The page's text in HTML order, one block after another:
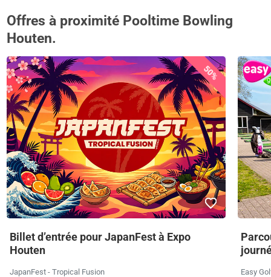
Offres à proximité Pooltime Bowling
Houten.
50%
Billet d’entrée pour JapanFest à Expo
Houten
JapanFest - Tropical Fusion
Easy